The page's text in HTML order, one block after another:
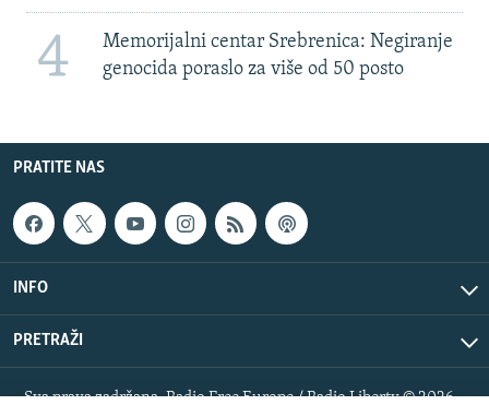
4
Memorijalni centar Srebrenica: Negiranje
genocida poraslo za više od 50 posto
PRATITE NAS
INFO
PRETRAŽI
Sva prava zadržana. Radio Free Europe / Radio Liberty © 2026